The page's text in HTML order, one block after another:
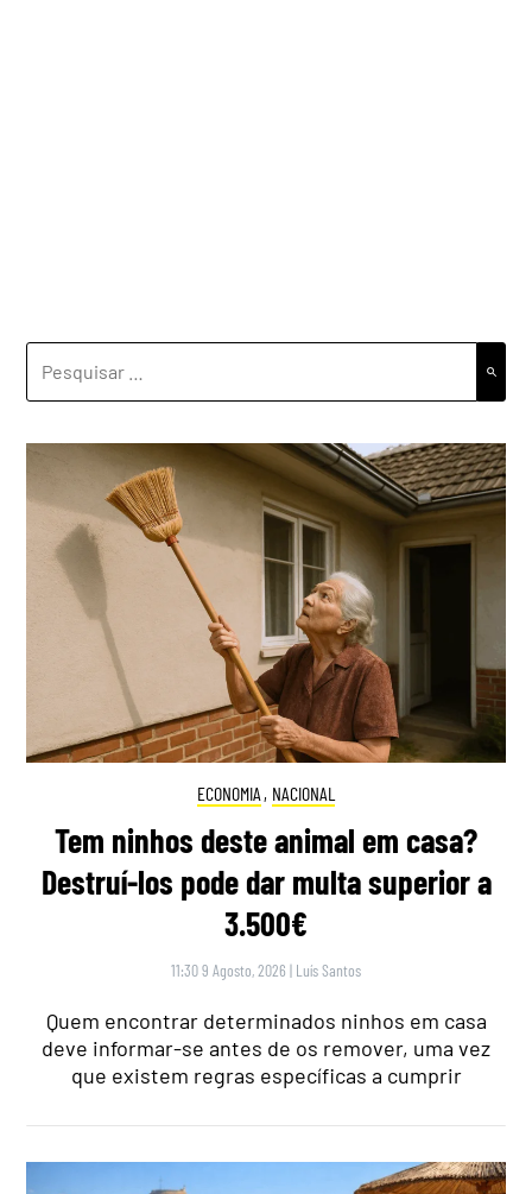
ECONOMIA , NACIONAL
Tem ninhos deste animal em casa?
Destruí-los pode dar multa superior a
3.500€
11:30 9 Agosto, 2026 | Luís Santos
Quem encontrar determinados ninhos em casa
deve informar-se antes de os remover, uma vez
que existem regras específicas a cumprir